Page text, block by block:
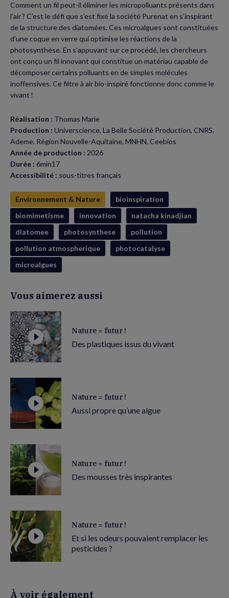
Facebook
(nouvelle
fenêtre)
Twitter
(nouvelle
fenêtre)
Comment un fil peut-il éliminer les micropolluants présents dans
l’air ? C’est le défi que s’est fixé la société Purenat en s’inspirant
de la structure des diatomées. Ces microalgues sont constituées
d’une coque en verre qui optimise les réactions de la
photosynthèse. En s’appuyant sur ce procédé, les chercheurs
ont conçu un fil innovant qui constitue un matériau capable de
décomposer certains polluants en de simples molécules
inoffensives. Ce filtre à air bio-inspiré fonctionne donc comme le
vivant !
Réalisation : Thomas Marie
Production : Universcience, La Belle Société Production, CNRS,
Ademe, Région Nouvelle-Aquitaine, MNHN, Ceebios
Année de production : 2026
Durée : 6min17
Accessibilité : sous-titres français
Environnement & Nature
bioinspiration
biomimetisme
innovation
natacha kinadjian
diatomee
photosynthese
pollution
pollution atmospherique
photocatalyse
microalgues
Vous aimerez aussi
Nature = futur !
Des plastiques issus du vivant
Nature = futur !
Aussi propre qu’une algue
Nature = futur !
Des mousses très inspirantes
Nature = futur !
Et si les odeurs pouvaient remplacer les
pesticides ?
À voir également